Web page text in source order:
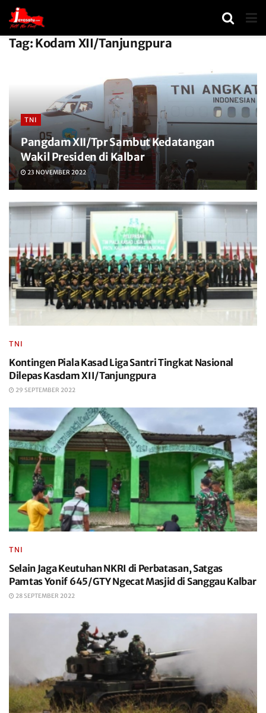
Tag: Kodam XII/Tanjungpura
TNI
Pangdam XII/Tpr Sambut Kedatangan
Wakil Presiden di Kalbar
23 NOVEMBER 2022
TNI
Kontingen Piala Kasad Liga Santri Tingkat Nasional
Dilepas Kasdam XII/Tanjungpura
29 SEPTEMBER 2022
TNI
Selain Jaga Keutuhan NKRI di Perbatasan, Satgas
Pamtas Yonif 645/GTY Ngecat Masjid di Sanggau Kalbar
28 SEPTEMBER 2022